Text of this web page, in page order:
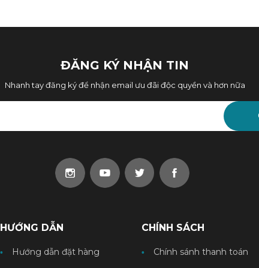
ĐĂNG KÝ NHẬN TIN
Nhanh tay đăng ký để nhận email ưu đãi độc quyền và hơn nữa
HƯỚNG DẪN
Hướng dẫn đặt hàng
CHÍNH SÁCH
Chính sánh thanh toán